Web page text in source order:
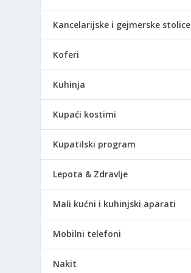
Kancelarijske i gejmerske stolice
Koferi
Kuhinja
Kupaći kostimi
Kupatilski program
Lepota & Zdravlje
Mali kućni i kuhinjski aparati
Mobilni telefoni
Nakit